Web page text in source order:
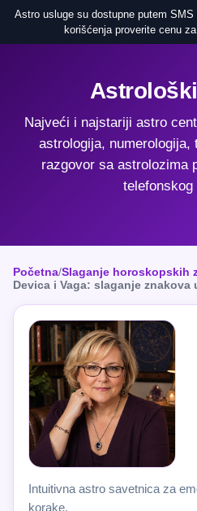
Astro usluge su dostupne putem
korišćenja proverite cenu
Najveći i najstariji astro
astrologija,
razgovor sa astrolozima
telefonskog
Početna/Slaganje horoskopskih
Devica i Vaga: slaganje znakova
Intuitivna astro savetnica za
korake.